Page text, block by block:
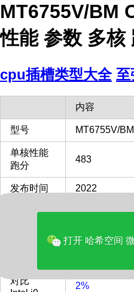
MT6755V/BM
性能 参数 多核
cpu插槽类型大全 至
内容
型号 MT6755V/BM
单核性能
跑分
483
发布时间 2022
单核性能
13900KF
多核性能
对比
2%
打开 哈希空间